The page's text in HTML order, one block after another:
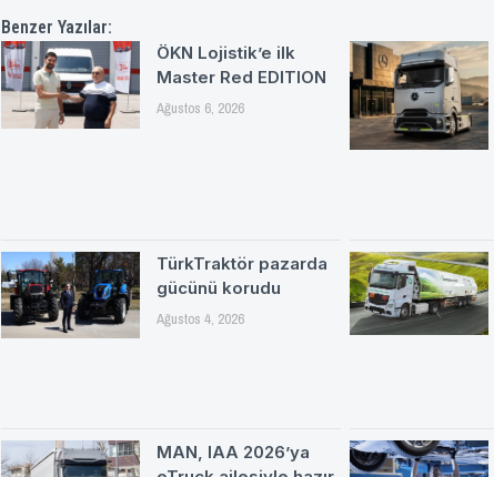
Benzer Yazılar:
ÖKN Lojistik’e ilk
Master Red EDITION
Ağustos 6, 2026
TürkTraktör pazarda
gücünü korudu
Ağustos 4, 2026
MAN, IAA 2026’ya